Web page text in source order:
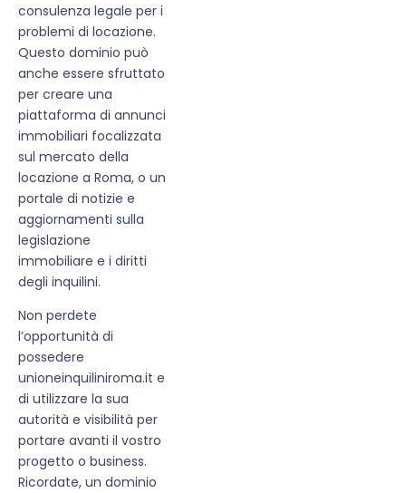
consulenza legale per i
problemi di locazione.
Questo dominio può
anche essere sfruttato
per creare una
piattaforma di annunci
immobiliari focalizzata
sul mercato della
locazione a Roma, o un
portale di notizie e
aggiornamenti sulla
legislazione
immobiliare e i diritti
degli inquilini.
Non perdete
l’opportunità di
possedere
unioneinquiliniroma.it e
di utilizzare la sua
autorità e visibilità per
portare avanti il vostro
progetto o business.
Ricordate, un dominio